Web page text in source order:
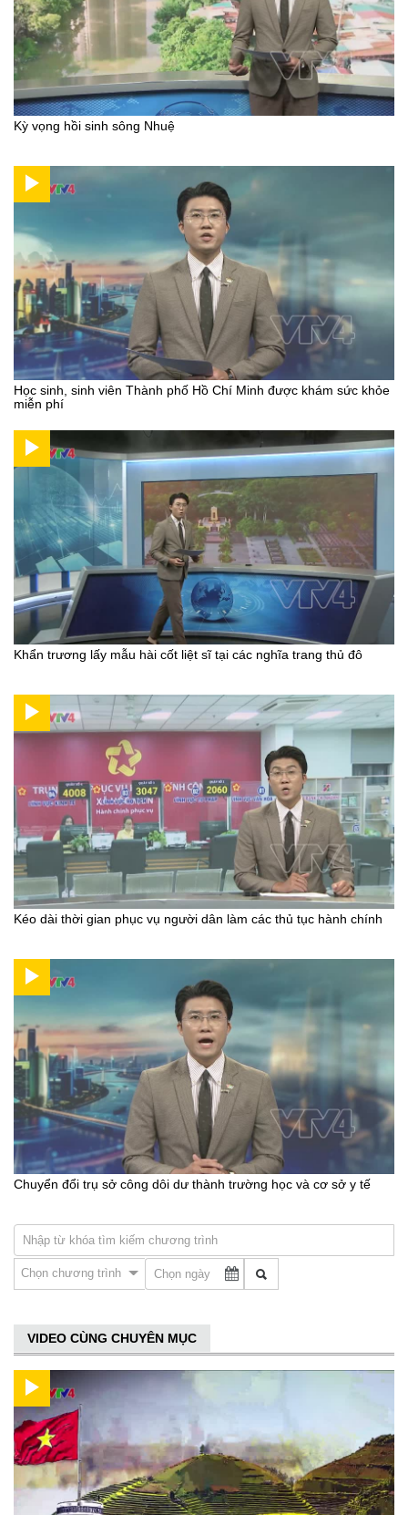
Kỳ vọng hồi sinh sông Nhuệ
Học sinh, sinh viên Thành phố Hồ Chí Minh được khám sức khỏe
miễn phí
Khẩn trương lấy mẫu hài cốt liệt sĩ tại các nghĩa trang thủ đô
Kéo dài thời gian phục vụ người dân làm các thủ tục hành chính
Chuyển đổi trụ sở công dôi dư thành trường học và cơ sở y tế
Chọn chương trình
VIDEO CÙNG CHUYÊN MỤC